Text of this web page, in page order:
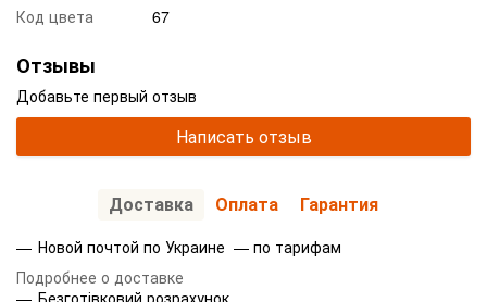
Код цвета
67
Отзывы
Добавьте первый отзыв
Написать отзыв
Доставка Оплата Гарантия
Новой почтой по Украине — по тарифам
Подробнее о доставке
Безготівковий розрахунок